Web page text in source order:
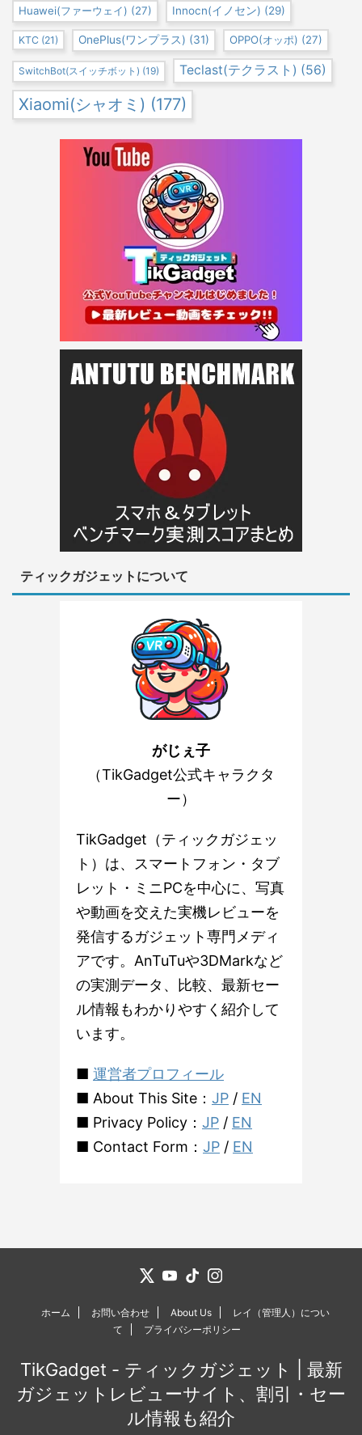
Huawei(ファーウェイ) (27) Innocn(イノセン) (29)
KTC (21) OnePlus(ワンプラス) (31) OPPO(オッポ) (27)
SwitchBot(スイッチボット) (19) Teclast(テクラスト) (56)
Xiaomi(シャオミ) (177)
ティックガジェットについて
がじぇ子
（TikGadget公式キャラクタ
ー）
TikGadget（ティックガジェッ
ト）は、スマートフォン・タブ
レット・ミニPCを中心に、写真
や動画を交えた実機レビューを
発信するガジェット専門メディ
アです。AnTuTuや3DMarkなど
の実測データ、比較、最新セー
ル情報もわかりやすく紹介して
います。
■ 運営者プロフィール
■ About This Site： JP / EN
■ Privacy Policy： JP / EN
■ Contact Form： JP / EN
ホーム お問い合わせ About Us
レイ（管理人）につい
て
プライバシーポリシー
TikGadget - ティックガジェット | 最新
ガジェットレビューサイト、割引・セー
ル情報も紹介